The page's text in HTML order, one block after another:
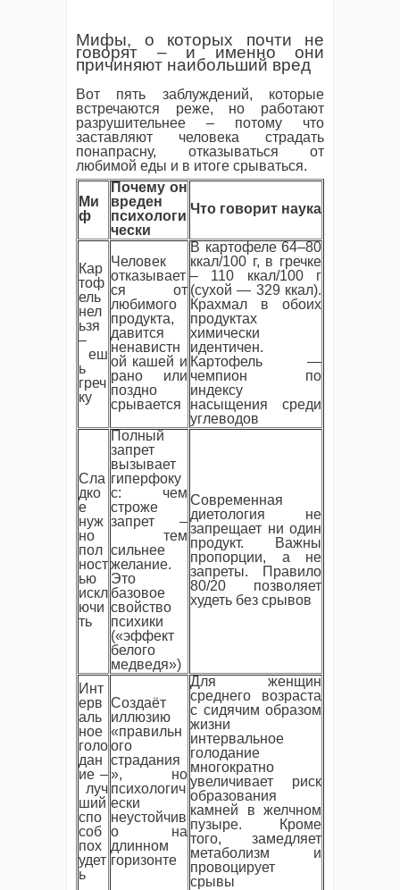
Мифы, о которых почти не
говорят – и именно они
причиняют наибольший вред
Вот пять заблуждений, которые
встречаются реже, но работают
разрушительнее – потому что
заставляют человека страдать
понапрасну, отказываться от
любимой еды и в итоге срываться.
Ми
ф
Почему он
вреден
психологи
чески
Что говорит наука
Кар
тоф
ель
нел
ьзя
–
еш
ь
греч
ку
Человек
отказывает
ся от
любимого
продукта,
давится
ненавистн
ой кашей и
рано или
поздно
срывается
В картофеле 64–80
ккал/100 г, в гречке
– 110 ккал/100 г
(сухой — 329 ккал).
Крахмал в обоих
продуктах
химически
идентичен.
Картофель —
чемпион по
индексу
насыщения среди
углеводов
Сла
дко
е
нуж
но
пол
ност
ью
искл
ючи
ть
Полный
запрет
вызывает
гиперфоку
с: чем
строже
запрет –
тем
сильнее
желание.
Это
базовое
свойство
психики
(«эффект
белого
медведя»)
Современная
диетология не
запрещает ни один
продукт. Важны
пропорции, а не
запреты. Правило
80/20 позволяет
худеть без срывов
Инт
ерв
аль
ное
голо
дан
ие –
луч
ший
спо
соб
пох
удет
ь
Создаёт
иллюзию
«правильн
ого
страдания
», но
психологич
ески
неустойчив
о на
длинном
горизонте
Для женщин
среднего возраста
с сидячим образом
жизни
интервальное
голодание
многократно
увеличивает риск
образования
камней в желчном
пузыре. Кроме
того, замедляет
метаболизм и
провоцирует
срывы